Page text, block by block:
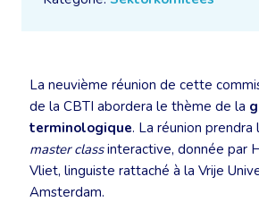
La neuvième réunion de cette
de la CBTI abordera le thème de la
terminologique. La réunion prendra
master classinteractive, donnée par
Vliet, linguiste rattaché à la Vrije
Amsterdam.